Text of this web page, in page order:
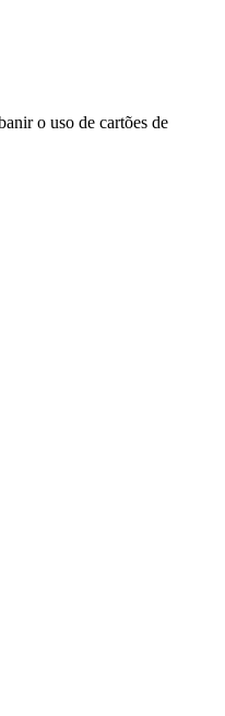
o uso de cartões de